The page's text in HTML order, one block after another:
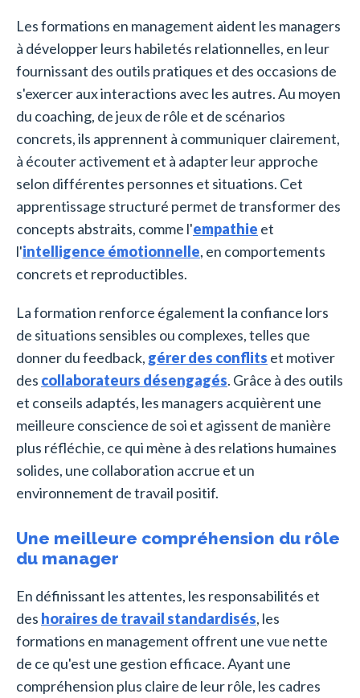
Les formations en management aident les managers
à développer leurs habiletés relationnelles, en leur
fournissant des outils pratiques et des occasions de
s'exercer aux interactions avec les autres. Au moyen
du coaching, de jeux de rôle et de scénarios
concrets, ils apprennent à communiquer clairement,
à écouter activement et à adapter leur approche
selon différentes personnes et situations. Cet
apprentissage structuré permet de transformer des
concepts abstraits, comme l'empathie et
l'intelligence émotionnelle, en comportements
concrets et reproductibles.
La formation renforce également la confiance lors
de situations sensibles ou complexes, telles que
donner du feedback, gérer des conflits et motiver
des collaborateurs désengagés. Grâce à des outils
et conseils adaptés, les managers acquièrent une
meilleure conscience de soi et agissent de manière
plus réfléchie, ce qui mène à des relations humaines
solides, une collaboration accrue et un
environnement de travail positif.
Une meilleure compréhension du rôle
du manager
En définissant les attentes, les responsabilités et
des horaires de travail standardisés, les
formations en management offrent une vue nette
de ce qu'est une gestion efficace. Ayant une
compréhension plus claire de leur rôle, les cadres